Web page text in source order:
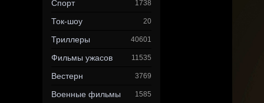
Спорт 1738
Ток-шоу 20
Триллеры 40601
Фильмы ужасов 11535
Вестерн 3769
Военные фильмы 1585